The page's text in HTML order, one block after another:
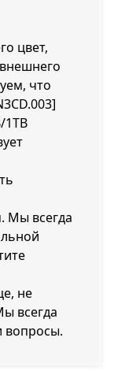
цвет,
что
1TB
Мы всегда
не
всегда
вопросы.